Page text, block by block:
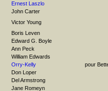
Ernest Laszlo
John Carter
Victor Young
Boris Leven
Edward G. Boyle
Ann Peck
William Edwards
Orry-Kelly
pour
Don Loper
Del Armstrong
Jane Romeyn